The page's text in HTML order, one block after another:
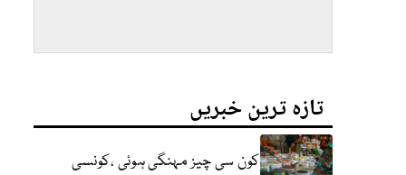
تازہ ترین خبریں
کون سی چیز مہنگی ہوئی ،کونسی